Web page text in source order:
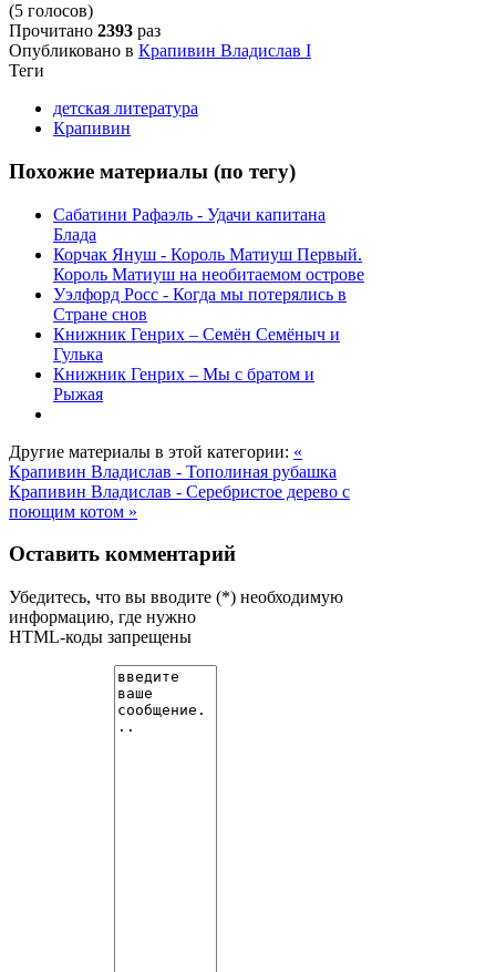
(5 голосов)
Прочитано 2393 раз
Опубликовано в Крапивин Владислав I
Теги
детская литература
Крапивин
Похожие материалы (по тегу)
Сабатини Рафаэль - Удачи капитана
Блада
Корчак Януш - Король Матиуш Первый.
Король Матиуш на необитаемом острове
Уэлфорд Росс - Когда мы потерялись в
Стране снов
Книжник Генрих – Семён Семёныч и
Гулька
Книжник Генрих – Мы с братом и
Рыжая
Другие материалы в этой категории: «
Крапивин Владислав - Тополиная рубашка
Крапивин Владислав - Серебристое дерево с
поющим котом »
Оставить комментарий
Убедитесь, что вы вводите (*) необходимую
информацию, где нужно
HTML-коды запрещены